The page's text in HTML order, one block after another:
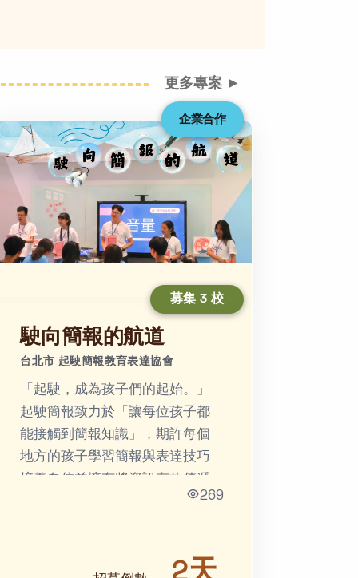
更多專案 ►
企業合作
募集 3 校
駛向簡報的航道
台北市 起駛簡報教育表達協會
「起駛，成為孩⼦們的起始。」
起駛簡報致力於「讓每位孩子都
能接觸到簡報知識」，期許每個
地方的孩子學習簡報與表達技巧
269